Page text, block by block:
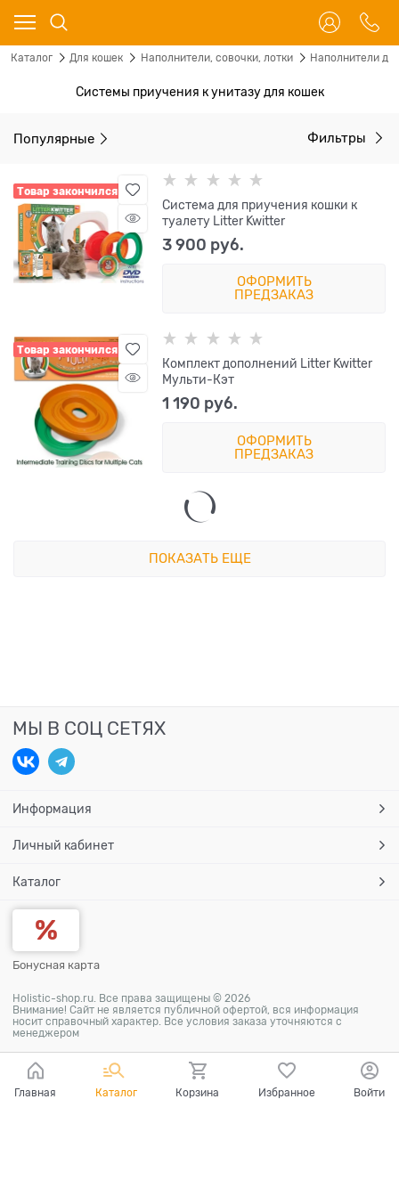
Каталог Для кошек Наполнители, совочки, лотки Наполнители
Системы приучения к унитазу для кошек
Популярные Фильтры
Товар закончился
Cистема для приучения кошки к
туалету Litter Kwitter
3 900 руб.
ОФОРМИТЬ
ПРЕДЗАКАЗ
Товар закончился
Комплект дополнений Litter Kwitter
Мульти-Кэт
1 190 руб.
ОФОРМИТЬ
ПРЕДЗАКАЗ
ПОКАЗАТЬ ЕЩЕ
МЫ В СОЦ СЕТЯХ
Информация
Личный кабинет
Каталог
Бонусная карта
Holistic-shop.ru. Все права защищены © 2026
Внимание! Сайт не является публичной офертой, вся информация
носит справочный характер. Все условия заказа уточняются с
менеджером
Главная Каталог Корзина Избранное Войти